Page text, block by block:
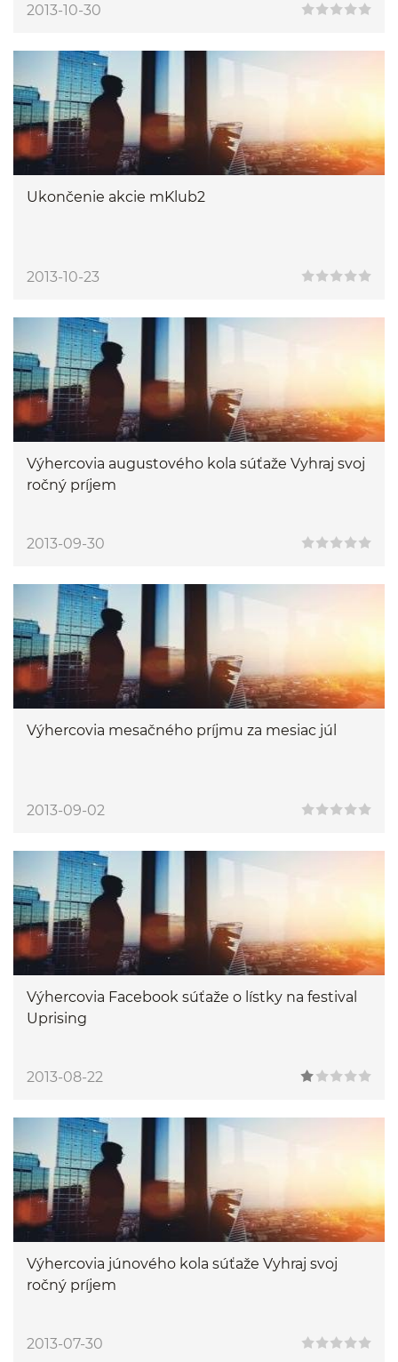
2013-10-30
Ukončenie akcie mKlub2
2013-10-23
Výhercovia augustového kola súťaže Vyhraj svoj
ročný príjem
2013-09-30
Výhercovia mesačného príjmu za mesiac júl
2013-09-02
Výhercovia Facebook súťaže o lístky na festival
Uprising
2013-08-22
Výhercovia júnového kola súťaže Vyhraj svoj
ročný príjem
2013-07-30